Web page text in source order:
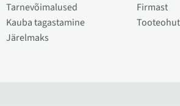
Tarnevõimalused
Kauba tagastamine
Järelmaks
Firmast